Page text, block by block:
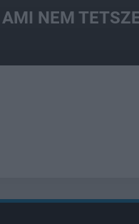
AMI NEM